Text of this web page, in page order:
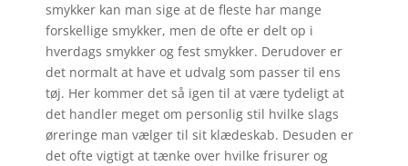
smykker kan man sige at de fleste har mange
forskellige smykker, men de ofte er delt op i
hverdags smykker og fest smykker. Derudover er
det normalt at have et udvalg som passer til ens
tøj. Her kommer det så igen til at være tydeligt at
det handler meget om personlig stil hvilke slags
øreringe man vælger til sit klædeskab. Desuden er
det ofte vigtigt at tænke over hvilke frisurer og